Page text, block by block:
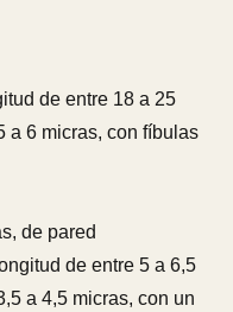
de entre 18 a 25
a 6 micras, con fíbulas
de pared
de entre 5 a 6,5
a 4,5 micras, con un